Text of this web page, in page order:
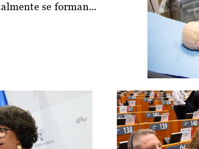
se forman...